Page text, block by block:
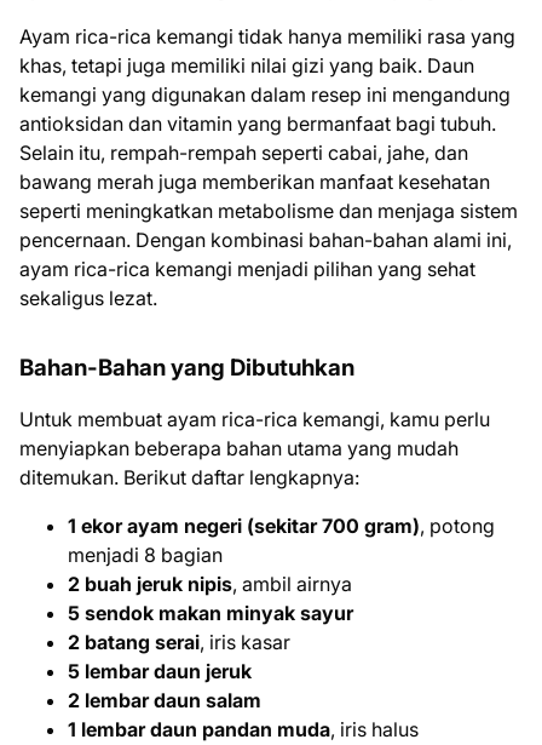
Ayam rica-rica kemangi tidak hanya memiliki rasa yang
khas, tetapi juga memiliki nilai gizi yang baik. Daun
kemangi yang digunakan dalam resep ini mengandung
antioksidan dan vitamin yang bermanfaat bagi tubuh.
Selain itu, rempah-rempah seperti cabai, jahe, dan
bawang merah juga memberikan manfaat kesehatan
seperti meningkatkan metabolisme dan menjaga sistem
pencernaan. Dengan kombinasi bahan-bahan alami ini,
ayam rica-rica kemangi menjadi pilihan yang sehat
sekaligus lezat.
Bahan-Bahan yang Dibutuhkan
Untuk membuat ayam rica-rica kemangi, kamu perlu
menyiapkan beberapa bahan utama yang mudah
ditemukan. Berikut daftar lengkapnya:
1 ekor ayam negeri (sekitar 700 gram), potong
menjadi 8 bagian
2 buah jeruk nipis, ambil airnya
5 sendok makan minyak sayur
2 batang serai, iris kasar
5 lembar daun jeruk
2 lembar daun salam
1 lembar daun pandan muda, iris halus